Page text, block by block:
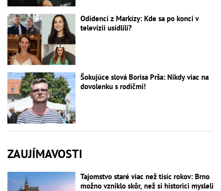
Odídenci z Markízy: Kde sa po konci v
televízii usídlili?
Šokujúce slová Borisa Prša: Nikdy viac na
dovolenku s rodičmi!
ZAUJÍMAVOSTI
Tajomstvo staré viac než tisíc rokov: Brno
možno vzniklo skôr, než si historici mysleli